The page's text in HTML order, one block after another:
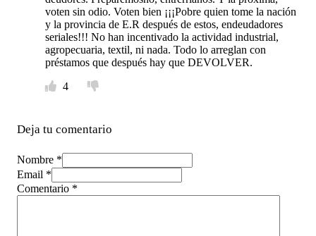
voten sin odio. Voten bien ¡¡¡Pobre quien tome la nación
y la provincia de E.R después de estos, endeudadores
seriales!!! No han incentivado la actividad industrial,
agropecuaria, textil, ni nada. Todo lo arreglan con
préstamos que después hay que DEVOLVER.
4
Deja tu comentario
Nombre *
Email *
Comentario *